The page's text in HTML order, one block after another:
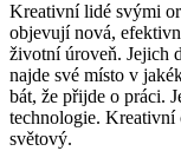
Kreativní lidé svými
objevují nová,
životní úroveň. Jejich
najde své místo v
bát, že přijde o práci.
technologie.
světový.